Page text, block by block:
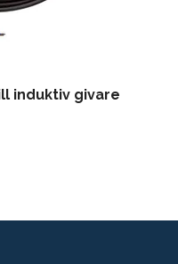
induktiv givare